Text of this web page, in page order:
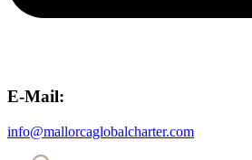
E-Mail:
info@mallorcaglobalcharter.com